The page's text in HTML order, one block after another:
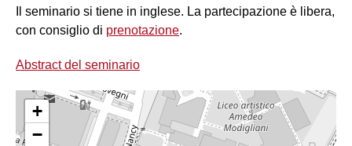
Il seminario si tiene in inglese. La partecipazione è libera,
con consiglio di prenotazione.
Abstract del seminario
+
−